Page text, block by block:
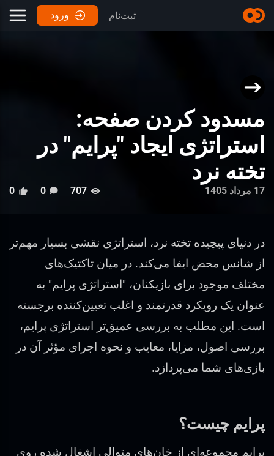
ثبت‌نام ورود
مسدود کردن صفحه:
استراتژی ایجاد "پرایم" در
تخته نرد
17 مرداد 1405 707
0
0
در دنیای پیچیده تخته نرد، استراتژی نقشی بسیار مهم‌تر
از شانس محض ایفا می‌کند. در میان تاکتیک‌های
مختلف موجود برای بازیکنان، "استراتژی پرایم" به
عنوان یک رویکرد قدرتمند و اغلب تعیین‌کننده برجسته
است. این مطلب به بررسی عمیق‌تر استراتژی پرایم،
بررسی اصول، مزایا، معایب و نحوه اجرای مؤثر آن در
بازی‌های شما می‌پردازد.
پرایم چیست؟
پرایم مجموعه‌ای از خان‌های متوالی اشغال شده روی